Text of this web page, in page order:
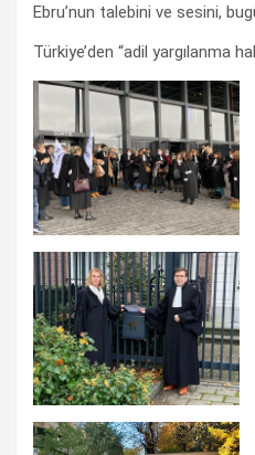
Ebru’nun talebini ve sesini,
Türkiye’den “adil yargılanma